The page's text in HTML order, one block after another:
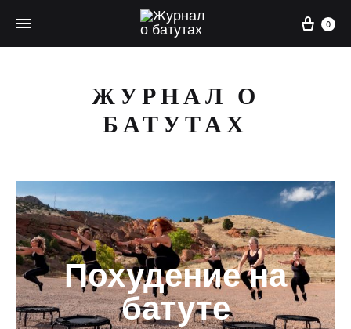
0
ЖУРНАЛ О
БАТУТАХ
Похудение на
батуте